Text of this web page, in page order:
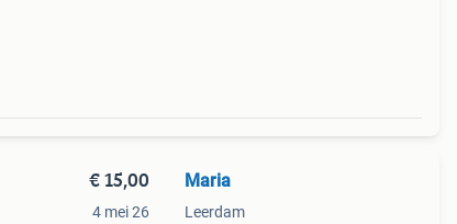
€ 15,00
4 mei 26
Maria
Leerdam